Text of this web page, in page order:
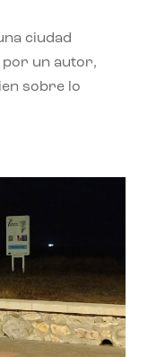
ciudad
por un autor,
sobre lo